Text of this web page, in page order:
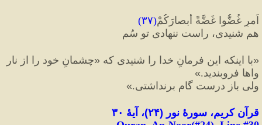
اَمرِ غُضُّوا غَضَّةً أبصارَکُمْ(۳۷)
هم شنیدی، راست ننهادی تو سُم
«با اینکه این فرمانِ خدا را شنیدی که «چشمانِ خود را از نار
واها فروبندید.»
ولی باز درست گام برنداشتی.»
قرآن کریم، سورهٔ نور (۲۴)، آیهٔ ۳۰